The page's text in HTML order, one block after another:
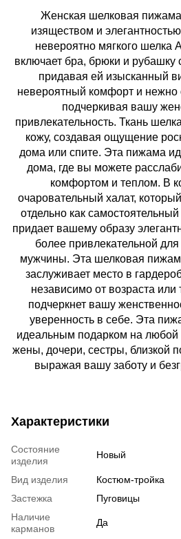
Женская шелковая
изяществом и
невероятно мягкого шелка
включает бра, брюки и
придавая ей изысканный
невероятный комфорт и нежно
подчеркивая вашу
привлекательность. Ткань
кожу, создавая ощущение
дома или спите. Эта пижама
дома, где вы можете
комфортом и теплом. В
очаровательный халат,
отдельно как
придает вашему образу
более привлекательной
мужчины. Эта шелковая
заслуживает место в
независимо от возраста
подчеркнет вашу
уверенность в себе. Эта
идеальным подарком на любой
жены, дочери, сестры, близкой
выражая вашу заботу и
Характеристики
Состояние
изделия
Новый
Вид изделия
Костюм-тройка
Застежка
Пуговицы
Наличие
карманов
Да